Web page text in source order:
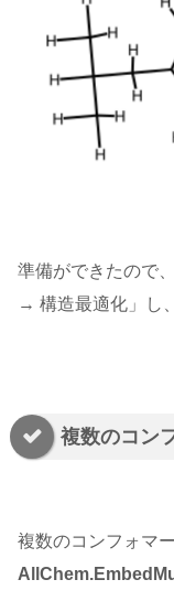
準備ができたので
→ 構造最適化」し
複数のコン
複数のコンフォマ